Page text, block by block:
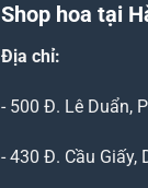
Shop hoa tại
Địa chỉ:
- 500 Đ. Lê Duẩn,
- 430 Đ. Cầu Giấy,